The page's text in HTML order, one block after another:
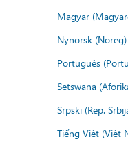
Magyar
Nynorsk (Noreg)
Português
Setswana
Srpski (Rep.
Tiếng Việt (Việt